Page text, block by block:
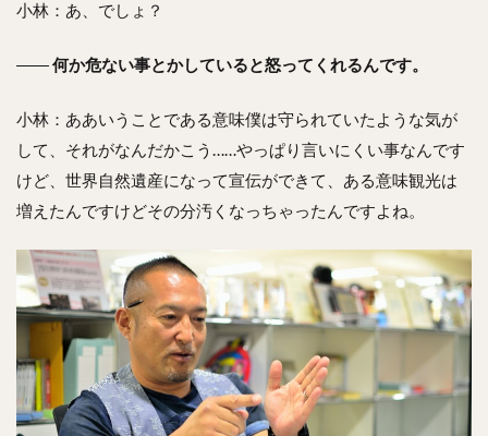
小林：あ、でしょ？
――何か危ない事とかしていると怒ってくれるんです。
小林：ああいうことである意味僕は守られていたような気が
して、それがなんだかこう……やっぱり言いにくい事なんです
けど、世界自然遺産になって宣伝ができて、ある意味観光は
増えたんですけどその分汚くなっちゃったんですよね。